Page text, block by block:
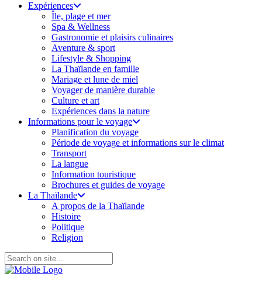
Expériences
Île, plage et mer
Spa & Wellness
Gastronomie et plaisirs culinaires
Aventure & sport
Lifestyle & Shopping
La Thaïlande en famille
Mariage et lune de miel
Voyager de manière durable
Culture et art
Expériences dans la nature
Informations pour le voyage
Planification du voyage
Période de voyage et informations sur le climat
Transport
La langue
Information touristique
Brochures et guides de voyage
La Thaïlande
A propos de la Thaïlande
Histoire
Politique
Religion